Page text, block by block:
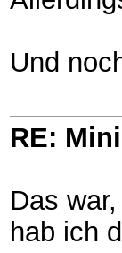
Und
RE:
Das
hab ich